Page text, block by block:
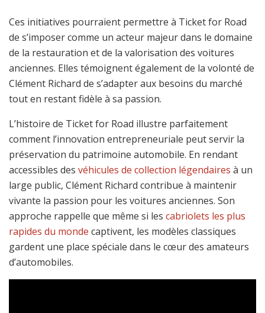
Ces initiatives pourraient permettre à Ticket for Road
de s’imposer comme un acteur majeur dans le domaine
de la restauration et de la valorisation des voitures
anciennes. Elles témoignent également de la volonté de
Clément Richard de s’adapter aux besoins du marché
tout en restant fidèle à sa passion.
L’histoire de Ticket for Road illustre parfaitement
comment l’innovation entrepreneuriale peut servir la
préservation du patrimoine automobile. En rendant
accessibles des véhicules de collection légendaires à un
large public, Clément Richard contribue à maintenir
vivante la passion pour les voitures anciennes. Son
approche rappelle que même si les cabriolets les plus
rapides du monde captivent, les modèles classiques
gardent une place spéciale dans le cœur des amateurs
d’automobiles.